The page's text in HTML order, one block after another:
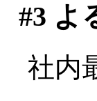
#3 よ
社内